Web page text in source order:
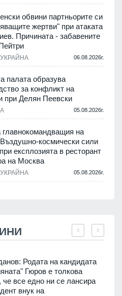
обвини партньорите си
жертви" при атаката
Причината - забавените
06.08.2026г.
палата образува
за конфликт на
при Делян Пеевски
05.08.2026г.
главнокомандващия на
Въздушно-космически сили
експлозията в ресторант
на Москва
05.08.2026г.
Родата на кандидата
Гюров е толкова
че все едно ни се лансира
внук на